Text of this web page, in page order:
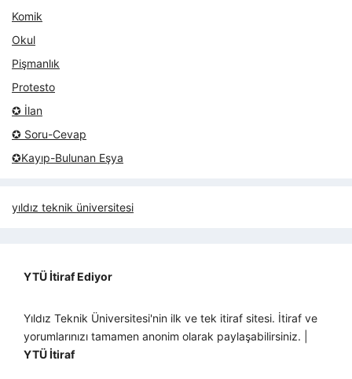
Komik
Okul
Pişmanlık
Protesto
✪ İlan
✪ Soru-Cevap
✪Kayıp-Bulunan Eşya
yıldız teknik üniversitesi
YTÜ İtiraf Ediyor
Yıldız Teknik Üniversitesi'nin ilk ve tek itiraf sitesi. İtiraf ve
yorumlarınızı tamamen anonim olarak paylaşabilirsiniz. |
YTÜ İtiraf